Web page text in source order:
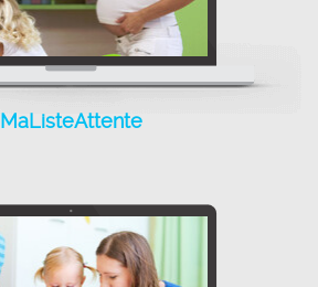
MaListeAttente